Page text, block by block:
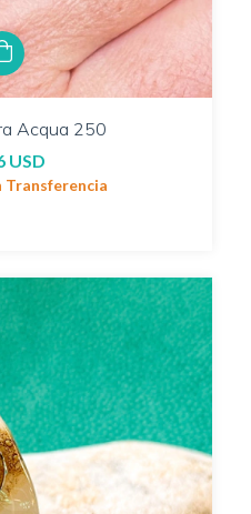
Acqua 250
USD
Transferencia